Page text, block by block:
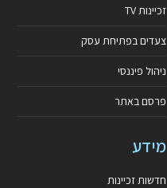
זכיינות TV
צעדים בפתיחת עסק
ניהול פיננסי
פרסם באתר
מידע
חדשות זכיינות